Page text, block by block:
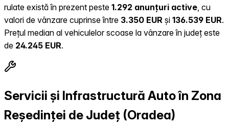
rulate există în prezent peste 1.292 anunțuri active , cu
valori de vânzare cuprinse între 3.350 EUR și 136.539 EUR.
Prețul median al vehiculelor scoase la vânzare în județ este
de 24.245 EUR.
Servicii și Infrastructură Auto în Zona
Reședinței de Județ (Oradea)